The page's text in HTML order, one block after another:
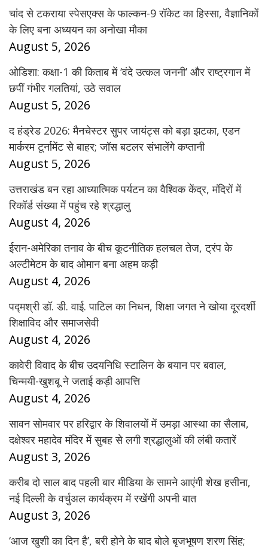
चांद से टकराया स्पेसएक्स के फाल्कन-9 रॉकेट का हिस्सा, वैज्ञानिकों
के लिए बना अध्ययन का अनोखा मौका
August 5, 2026
ओडिशा: कक्षा-1 की किताब में ‘वंदे उत्कल जननी’ और राष्ट्रगान में
छपीं गंभीर गलतियां, उठे सवाल
August 5, 2026
द हंड्रेड 2026: मैनचेस्टर सुपर जायंट्स को बड़ा झटका, एडन
मार्करम टूर्नामेंट से बाहर; जॉस बटलर संभालेंगे कप्तानी
August 5, 2026
उत्तराखंड बन रहा आध्यात्मिक पर्यटन का वैश्विक केंद्र, मंदिरों में
रिकॉर्ड संख्या में पहुंच रहे श्रद्धालु
August 4, 2026
ईरान-अमेरिका तनाव के बीच कूटनीतिक हलचल तेज, ट्रंप के
अल्टीमेटम के बाद ओमान बना अहम कड़ी
August 4, 2026
पद्मश्री डॉ. डी. वाई. पाटिल का निधन, शिक्षा जगत ने खोया दूरदर्शी
शिक्षाविद और समाजसेवी
August 4, 2026
कावेरी विवाद के बीच उदयनिधि स्टालिन के बयान पर बवाल,
चिन्मयी-खुशबू ने जताई कड़ी आपत्ति
August 4, 2026
सावन सोमवार पर हरिद्वार के शिवालयों में उमड़ा आस्था का सैलाब,
दक्षेश्वर महादेव मंदिर में सुबह से लगी श्रद्धालुओं की लंबी कतारें
August 3, 2026
करीब दो साल बाद पहली बार मीडिया के सामने आएंगी शेख हसीना,
नई दिल्ली के वर्चुअल कार्यक्रम में रखेंगी अपनी बात
August 3, 2026
‘आज खुशी का दिन है’, बरी होने के बाद बोले बृजभूषण शरण सिंह;